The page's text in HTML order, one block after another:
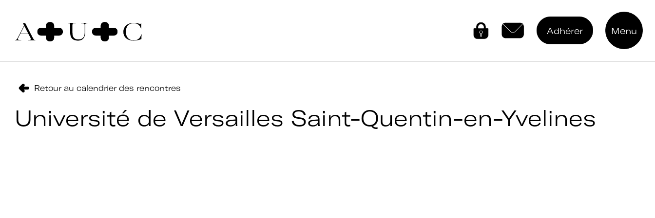
Pour nous contacter
Université Paris Nanterre – ACA2
Connectez-vous
Contactez-nous
Adhérer Menu
Retour au calendrier des rencontres
Université de Versailles Saint-Quentin-en-Yvelines